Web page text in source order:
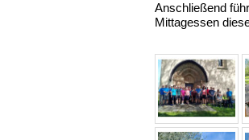
Anschließend
Mittagessen